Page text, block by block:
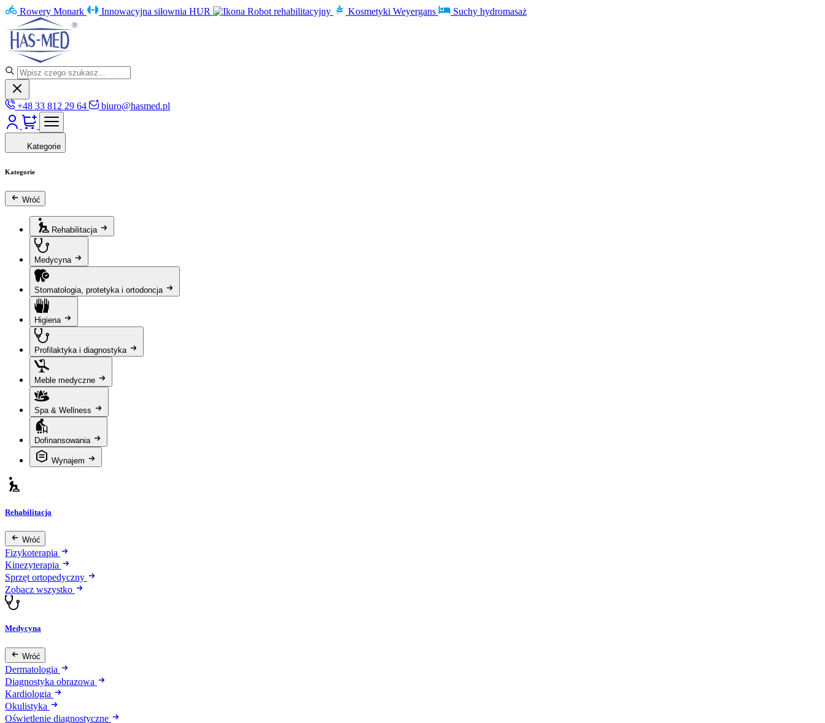
Rowery Monark Innowacyjna siłownia HUR Robot rehabilitacyjny Kosmetyki Weyergans Suchy hydromasaż
+48 33 812 29 64 biuro@hasmed.pl
Kategorie
Kategorie
Wróć
Rehabilitacja
Medycyna
Stomatologia, protetyka i ortodoncja
Higiena
Profilaktyka i diagnostyka
Meble medyczne
Spa & Wellness
Dofinansowania
Wynajem
Rehabilitacja
Wróć
Fizykoterapia
Kinezyterapia
Sprzęt ortopedyczny
Zobacz wszystko
Medycyna
Wróć
Dermatologia
Diagnostyka obrazowa
Kardiologia
Okulistyka
Oświetlenie diagnostyczne